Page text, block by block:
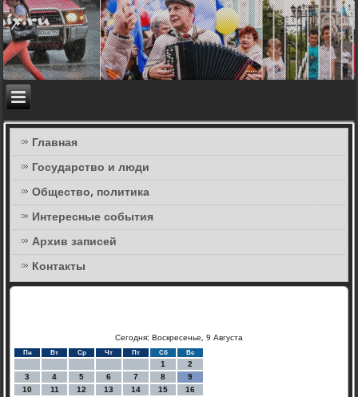
Главная
Государство и люди
Общество, политика
Интересные события
Архив записей
Контакты
Сегодня: Воскресенье, 9 Августа
Пн Вт Ср Чт Пт Сб Вс
1
2
3
4 5 6 7 8
9
10
11 12 13 14 15
16